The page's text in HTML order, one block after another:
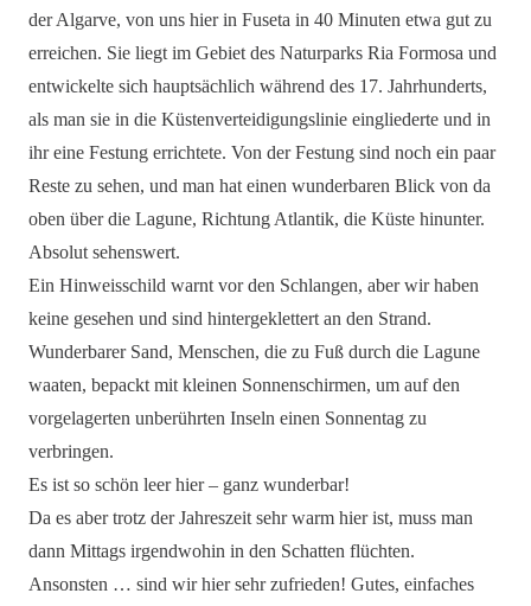
der Algarve, von uns hier in Fuseta in 40 Minuten etwa gut zu
erreichen. Sie liegt im Gebiet des Naturparks Ria Formosa und
entwickelte sich hauptsächlich während des 17. Jahrhunderts,
als man sie in die Küstenverteidigungslinie eingliederte und in
ihr eine Festung errichtete. Von der Festung sind noch ein paar
Reste zu sehen, und man hat einen wunderbaren Blick von da
oben über die Lagune, Richtung Atlantik, die Küste hinunter.
Absolut sehenswert.
Ein Hinweisschild warnt vor den Schlangen, aber wir haben
keine gesehen und sind hintergeklettert an den Strand.
Wunderbarer Sand, Menschen, die zu Fuß durch die Lagune
waaten, bepackt mit kleinen Sonnenschirmen, um auf den
vorgelagerten unberührten Inseln einen Sonnentag zu
verbringen.
Es ist so schön leer hier – ganz wunderbar!
Da es aber trotz der Jahreszeit sehr warm hier ist, muss man
dann Mittags irgendwohin in den Schatten flüchten.
Ansonsten … sind wir hier sehr zufrieden! Gutes, einfaches